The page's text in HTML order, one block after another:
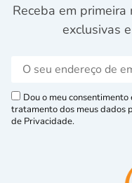
Receba em
exclusivas
Dou o meu
tratamento dos meus dados
de Privacidade.